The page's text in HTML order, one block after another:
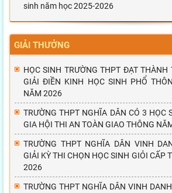
sinh năm học 2025-2026
GIẢI THƯỞNG
HỌC SINH TRƯỜNG THPT ĐẠT THÀNH
GIẢI ĐIỀN KINH HỌC SINH PHỔ
NĂM 2026
TRƯỜNG THPT NGHĨA DÂN CÓ 3 HỌC
GIA HỘI THI AN TOÀN GIAO THÔNG
TRƯỜNG THPT NGHĨA DÂN VINH
GIẢI KỲ THI CHỌN HỌC SINH GIỎI CẤP
2026
TRƯỜNG THPT NGHĨA DÂN VINH